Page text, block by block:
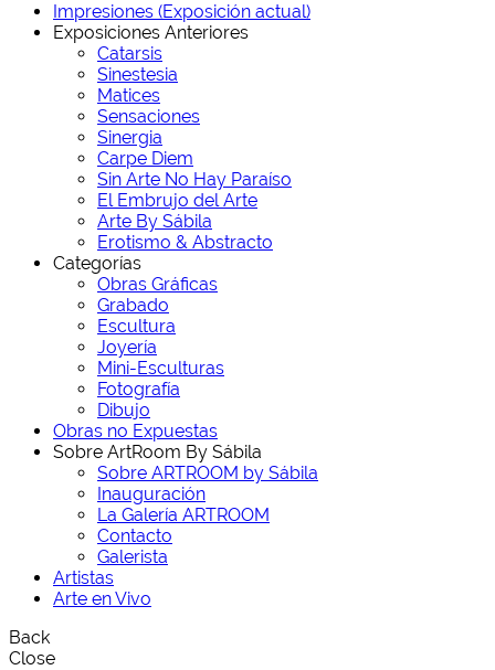
Impresiones (Exposición actual)
Exposiciones Anteriores
Catarsis
Sinestesia
Matices
Sensaciones
Sinergia
Carpe Diem
Sin Arte No Hay Paraíso
El Embrujo del Arte
Arte By Sábila
Erotismo & Abstracto
Categorías
Obras Gráficas
Grabado
Escultura
Joyería
Mini-Esculturas
Fotografía
Dibujo
Obras no Expuestas
Sobre ArtRoom By Sábila
Sobre ARTROOM by Sábila
Inauguración
La Galería ARTROOM
Contacto
Galerista
Artistas
Arte en Vivo
Back
Close